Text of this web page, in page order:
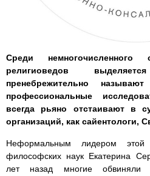
Среди немногочисленного
религиоведов
пренебрежительно
профессиональные
всегда рьяно отстаивают в
организаций, как сайентологи,
Неформальным лидером этой
философских наук Екатерина
лет назад многие